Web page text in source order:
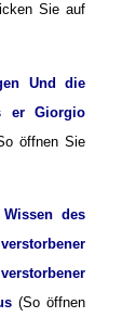
Sie auf
Und die
er Giorgio
öffnen Sie
des
(So öffnen